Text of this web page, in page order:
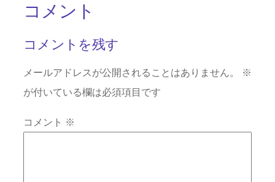
コメント
コメントを残す
メールアドレスが公開されることはありません。
※
が付いている欄は必須項目です
コメント ※